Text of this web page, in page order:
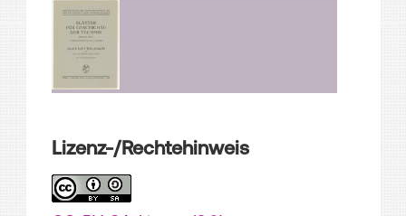
Lizenz-/Rechtehinweis